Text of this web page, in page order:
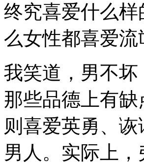
终究喜爱什么
么女性都喜爱流
我笑道，男不
那些品德上有
则喜爱英勇、
男人。实际上